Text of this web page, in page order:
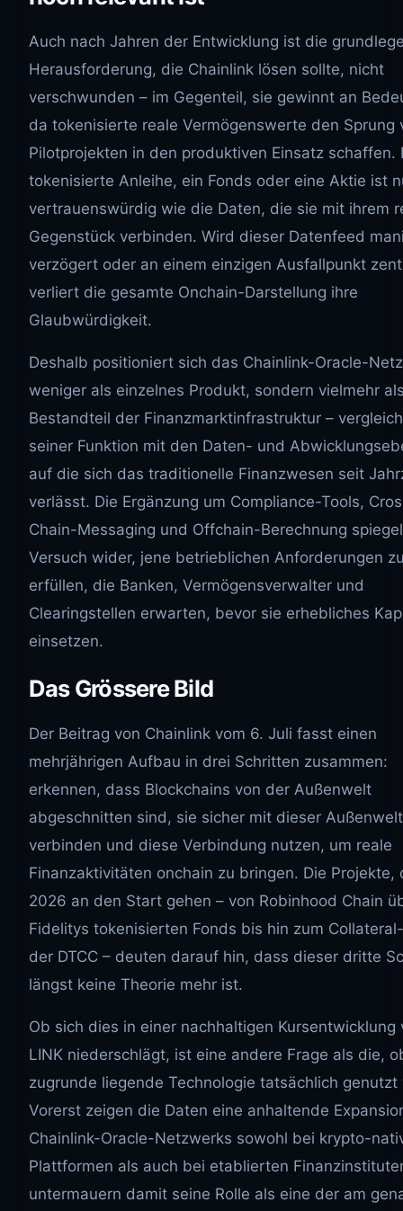
Auch nach Jahren der Entwicklung ist die
Herausforderung, die Chainlink lösen sollte, nicht
verschwunden – im Gegenteil, sie gewinnt an
da tokenisierte reale Vermögenswerte den Sprung
Pilotprojekten in den produktiven Einsatz schaffen.
tokenisierte Anleihe, ein Fonds oder eine Aktie ist
vertrauenswürdig wie die Daten, die sie mit ihrem
Gegenstück verbinden. Wird dieser Datenfeed
verzögert oder an einem einzigen Ausfallpunkt
verliert die gesamte Onchain-Darstellung ihre
Glaubwürdigkeit.
Deshalb positioniert sich das Chainlink-Oracle-
weniger als einzelnes Produkt, sondern vielmehr
Bestandteil der Finanzmarktinfrastruktur –
seiner Funktion mit den Daten- und
auf die sich das traditionelle Finanzwesen seit
verlässt. Die Ergänzung um Compliance-Tools,
Chain-Messaging und Offchain-Berechnung
Versuch wider, jene betrieblichen Anforderungen
erfüllen, die Banken, Vermögensverwalter und
Clearingstellen erwarten, bevor sie erhebliches
einsetzen.
Das Grössere Bild
Der Beitrag von Chainlink vom 6. Juli fasst einen
mehrjährigen Aufbau in drei Schritten zusammen:
erkennen, dass Blockchains von der Außenwelt
abgeschnitten sind, sie sicher mit dieser Außenwelt
verbinden und diese Verbindung nutzen, um reale
Finanzaktivitäten onchain zu bringen. Die Projekte,
2026 an den Start gehen – von Robinhood Chain
Fidelitys tokenisierten Fonds bis hin zum
der DTCC – deuten darauf hin, dass dieser dritte
längst keine Theorie mehr ist.
Ob sich dies in einer nachhaltigen Kursentwicklung
LINK niederschlägt, ist eine andere Frage als die,
zugrunde liegende Technologie tatsächlich genutzt
Vorerst zeigen die Daten eine anhaltende
Chainlink-Oracle-Netzwerks sowohl bei krypto-
Plattformen als auch bei etablierten
untermauern damit seine Rolle als eine der am